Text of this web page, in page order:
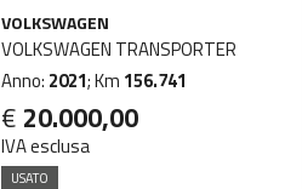
VOLKSWAGEN
VOLKSWAGEN TRANSPORTER
Anno: 2021; Km 156.741
€ 20.000,00
IVA esclusa
USATO